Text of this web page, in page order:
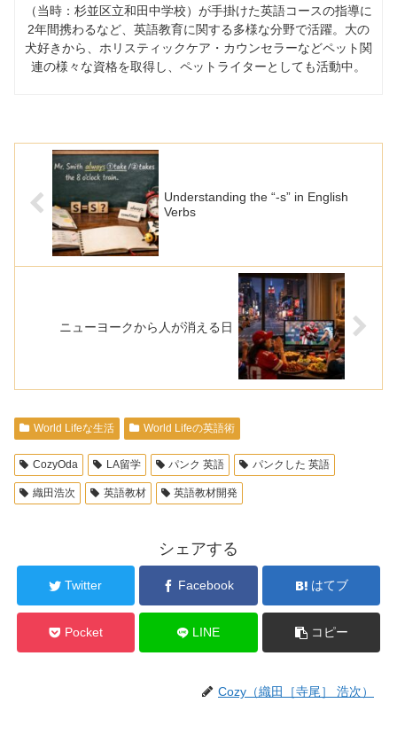
（当時：杉並区立和田中学校）が手掛けた英語コースの指導に
2年間携わるなど、英語教育に関する多様な分野で活躍。大の
犬好きから、ホリスティックケア・カウンセラーなどペット関
連の様々な資格を取得し、ペットライターとしても活動中。
Understanding the “-s” in English
Verbs
ニューヨークから人が消える日
World Lifeな生活 World Lifeの英語術
CozyOda LA留学 パンク 英語 パンクした 英語
織田浩次 英語教材 英語教材開発
シェアする
Twitter Facebook はてブ
Pocket LINE コピー
Cozy（織田［寺尾］ 浩次）